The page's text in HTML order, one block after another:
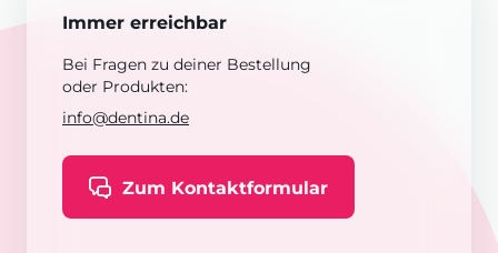
Immer erreichbar
Bei Fragen zu deiner Bestellung
oder Produkten:
info@dentina.de
Zum Kontaktformular